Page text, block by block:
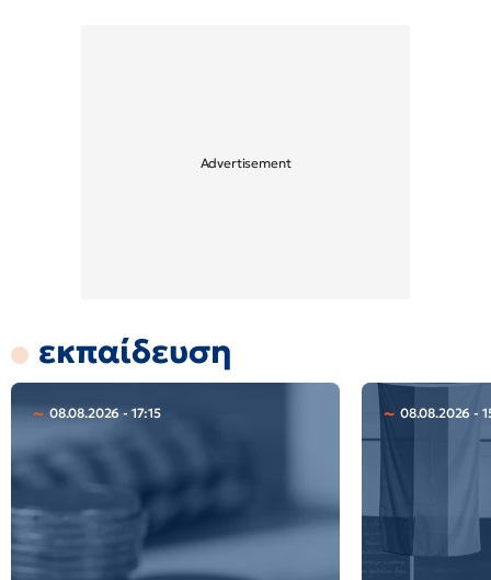
εκπαίδευση
08.08.2026 - 17:15 08.08.2026 -